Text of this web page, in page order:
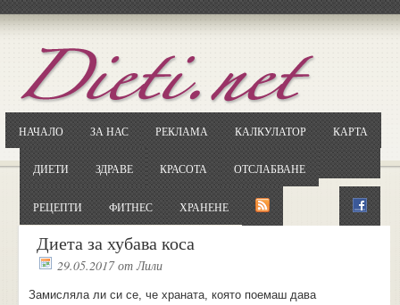
НАЧАЛО ЗА НАС РЕКЛАМА КАЛКУЛАТОР КАРТА
ДИЕТИ ЗДРАВЕ КРАСОТА ОТСЛАБВАНЕ
РЕЦЕПТИ ФИТНЕС ХРАНЕНЕ
Диета за хубава коса
29.05.2017отЛили
Замисляла ли си се, че храната, която поемаш дава
ОтворетеGoogle.bg
Потърсете "Cloxy"
Кликнете на първия резултат
... и я въведете в полето: